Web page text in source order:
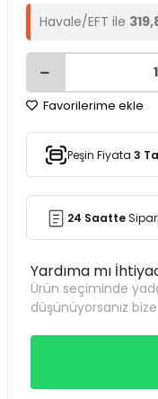
Havale/EFT ile
Favorilerime ekle
Peşin Fiyata 3
24 Saatte
Yardıma mı
Ürün seçiminde
düşünüyorsanız bize